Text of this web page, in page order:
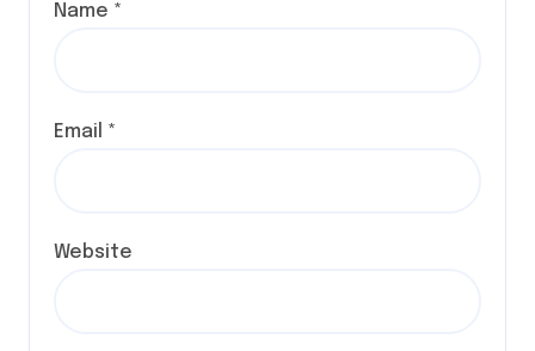
Name *
Email *
Website